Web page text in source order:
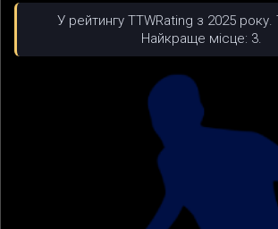
У рейтингу TTWRating з 2025 року.
Найкраще місце: 3.